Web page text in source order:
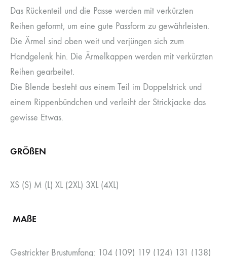
Das Rückenteil und die Passe werden mit verkürzten
Reihen geformt, um eine gute Passform zu gewährleisten.
Die Ärmel sind oben weit und verjüngen sich zum
Handgelenk hin. Die Ärmelkappen werden mit verkürzten
Reihen gearbeitet.
Die Blende besteht aus einem Teil im Doppelstrick und
einem Rippenbündchen und verleiht der Strickjacke das
gewisse Etwas.
GRÖßEN
XS (S) M (L) XL (2XL) 3XL (4XL)
MAßE
Gestrickter Brustumfang: 104 (109) 119 (124) 131 (138)